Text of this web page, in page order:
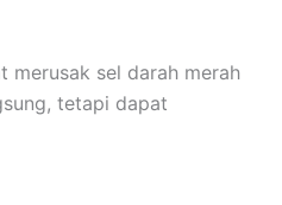
merusak sel darah merah
tetapi dapat